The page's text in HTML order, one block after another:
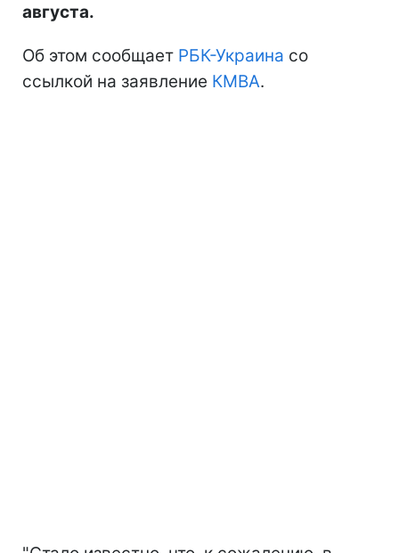
августа.
Об этом сообщает РБК-Украина со
ссылкой на заявление КМВА.